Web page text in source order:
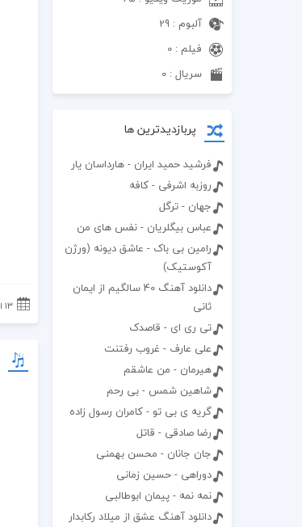
آلبوم : 29
فیلم : 0
سریال : 0
پربازدیدترین ها
فرشید حمید ایران - هارداسان یار
روزبه اشرفی - کافه
جهان - ترگل
عباس بیگلریان - نفس های من
رامین بی باک - عاشق دیونه (ورژن
آکوستیک)
دانلود آهنگ 40 سالگیم از ایمان
ثانی
تی ری ای - قاصدک
علی عارف - غروب رفتنت
هیرمان - من عاشقم
شاهین شمس - بی رحم
گریه ی بی تو - کامران رسول زاده
رضا صادقی - قاتل
جان جانان - محسن بهمنی
دوراهی - حسین زمانی
نمه نمه - پیمان ابوطالبی
دانلود آهنگ عشق از میلاد رکابدار
۱۳ اسفند ۰۳